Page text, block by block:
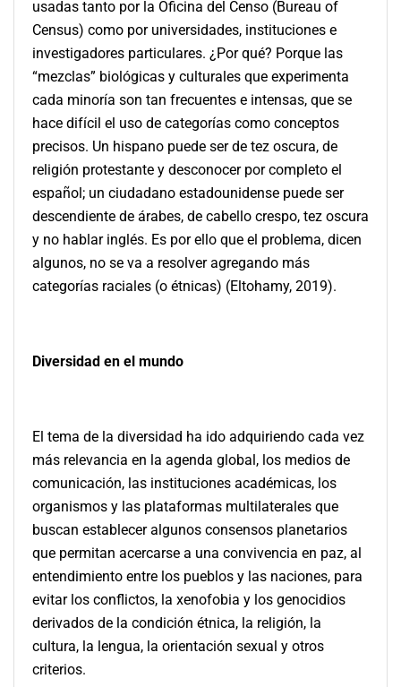
usadas tanto por la Oficina del Censo (Bureau of
Census) como por universidades, instituciones e
investigadores particulares. ¿Por qué? Porque las
“mezclas” biológicas y culturales que experimenta
cada minoría son tan frecuentes e intensas, que se
hace difícil el uso de categorías como conceptos
precisos. Un hispano puede ser de tez oscura, de
religión protestante y desconocer por completo el
español; un ciudadano estadounidense puede ser
descendiente de árabes, de cabello crespo, tez oscura
y no hablar inglés. Es por ello que el problema, dicen
algunos, no se va a resolver agregando más
categorías raciales (o étnicas) (Eltohamy, 2019).
Diversidad en el mundo
El tema de la diversidad ha ido adquiriendo cada vez
más relevancia en la agenda global, los medios de
comunicación, las instituciones académicas, los
organismos y las plataformas multilaterales que
buscan establecer algunos consensos planetarios
que permitan acercarse a una convivencia en paz, al
entendimiento entre los pueblos y las naciones, para
evitar los conflictos, la xenofobia y los genocidios
derivados de la condición étnica, la religión, la
cultura, la lengua, la orientación sexual y otros
criterios.